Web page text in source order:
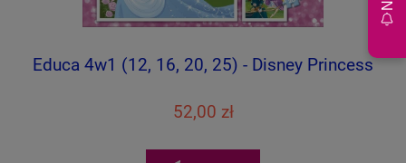
Educa 4w1 (12, 16, 20, 25) - Disney Princess
52,00 zł